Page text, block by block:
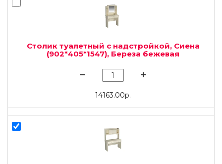
Столик туалетный с надстройкой, Сиена
(902*405*1547), Береза бежевая
14163.00р.